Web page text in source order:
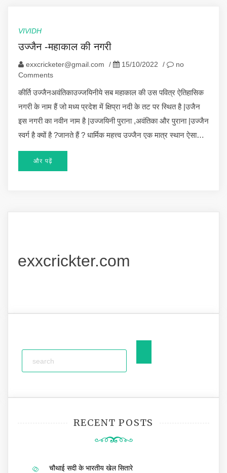
VIVIDH
उज्जैन -महाकाल की नगरी
exxcricketer@gmail.com / 15/10/2022 /
no
Comments
कीर्ति उज्जैनअवंतिकाउज्जयिनीये सब महाकाल की उस पवित्र ऐतिहासिक
नगरी के नाम हैं जो मध्य प्रदेश में क्षिप्रा नदी के तट पर स्थित है |उजैन
इस नगरी का नवीन नाम है |उज्जयिनी पुराना ,अवंतिका और पुराना |उज्जैन
स्वर्ग है क्यों है ?जानते हैं ? धार्मिक महत्त्व उज्जैन एक मात्र स्थान ऐसा…
और पढ़ें
exxcrickter.com
RECENT POSTS
चौथाई सदी के भारतीय खेल सितारे